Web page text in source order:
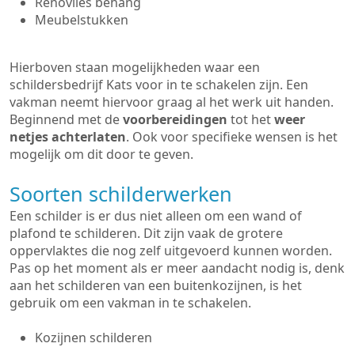
Meubelstukken
Hierboven staan mogelijkheden waar een
schildersbedrijf Kats voor in te schakelen zijn. Een
vakman neemt hiervoor graag al het werk uit handen.
Beginnend met devoorbereidingen tot hetweer
netjes achterlaten. Ook voor specifieke wensen is het
mogelijk om dit door te geven.
Soorten schilderwerken
Een schilder is er dus niet alleen om een wand of
plafond te schilderen. Dit zijn vaak de grotere
oppervlaktes die nog zelf uitgevoerd kunnen worden.
Pas op het moment als er meer aandacht nodig is, denk
aan het schilderen van een buitenkozijnen, is het
gebruik om een vakman in te schakelen.
Kozijnen schilderen